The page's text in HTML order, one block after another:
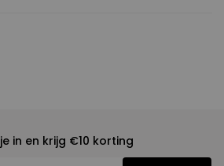
in en krijg €10 korting